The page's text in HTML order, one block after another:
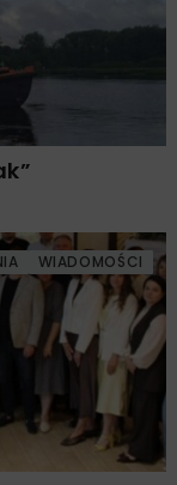
WIADOMOŚCI